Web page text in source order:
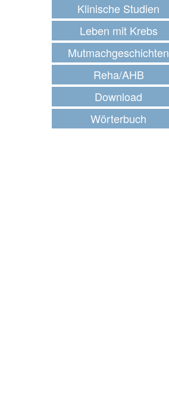
Klinische Studien
Leben mit Krebs
Mutmachgeschichten
Reha/AHB
Download
Wörterbuch